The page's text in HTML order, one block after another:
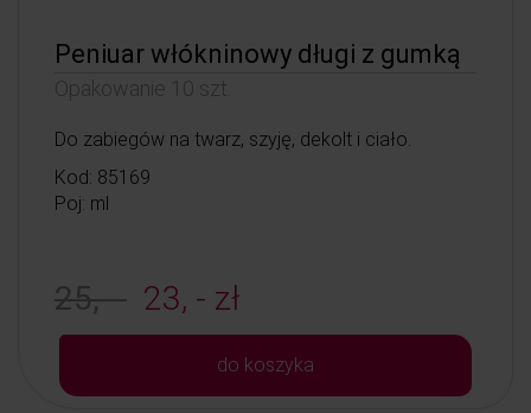
Peniuar włókninowy długi z gumką
Opakowanie 10 szt.
Do zabiegów na twarz, szyję, dekolt i ciało.
Kod: 85169
Poj: ml
25, - 23, - zł
do koszyka